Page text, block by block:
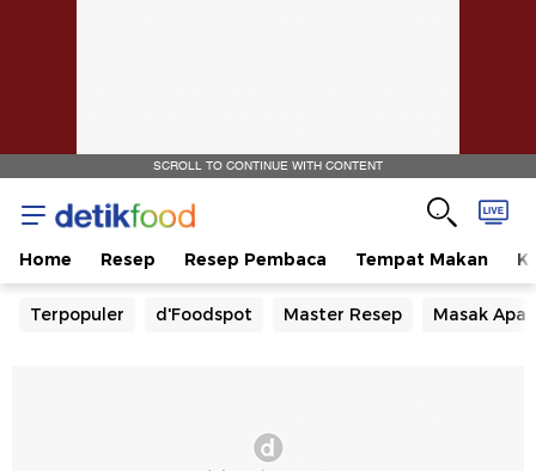
SCROLL TO CONTINUE WITH CONTENT
Home Resep Resep Pembaca Tempat Makan
Terpopuler d'Foodspot Master Resep Masak Apa